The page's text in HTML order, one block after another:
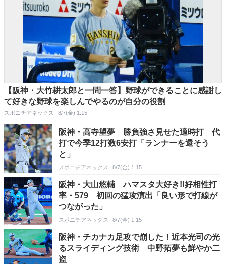
【阪神・大竹耕太郎と一問一答】野球ができることに感謝し
て好きな野球を楽しんでやるのが自分の役割
スポニチアネックス 8/7(金) 1:15
阪神・高寺望夢 勝負強さ見せた適時打 代
打で今季12打数6安打「ランナーを還そう
と」
スポニチアネックス 8/7(金) 1:15
阪神・大山悠輔 ハマスタ大好き!!好相性打
率・579 初回の猛攻演出「良い形で打線が
つながった」
スポニチアネックス 8/7(金) 1:15
阪神・チカナカ足攻で崩した！近本光司の光
るスライディング技術 中野拓夢も鮮やか二
盗